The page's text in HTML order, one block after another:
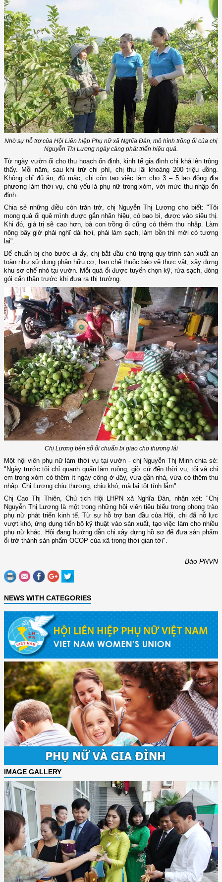
Nhờ sự hỗ trợ của Hội Liên hiệp Phụ nữ xã Nghĩa Đàn, mô hình trồng ổi của chị
Nguyễn Thị Lương ngày càng phát triển hiệu quả.
Từ ngày vườn ổi cho thu hoạch ổn định, kinh tế gia đình chị khá lên trông
thấy. Mỗi năm, sau khi trừ chi phí, chị thu lãi khoảng 200 triệu đồng.
Không chỉ đủ ăn, đủ mặc, chị còn tạo việc làm cho 3 – 5 lao động địa
phương làm thời vụ, chủ yếu là phụ nữ trong xóm, với mức thu nhập ổn
định.
Chia sẻ những điều còn trăn trở, chị Nguyễn Thị Lương cho biết: "Tôi
mong quả ổi quê mình được gắn nhãn hiệu, có bao bì, được vào siêu thị.
Khi đó, giá trị sẽ cao hơn, bà con trồng ổi cũng có thêm thu nhập. Làm
nông bây giờ phải nghĩ dài hơi, phải làm sạch, làm bền thì mới có tương
lai".
Để chuẩn bị cho bước đi ấy, chị bắt đầu chú trọng quy trình sản xuất an
toàn như sử dụng phân hữu cơ, hạn chế thuốc bảo vệ thực vật, xây dựng
khu sơ chế nhỏ tại vườn. Mỗi quả ổi được tuyển chọn kỹ, rửa sạch, đóng
gói cẩn thận trước khi đưa ra thị trường.
Chị Lương bên số ổi chuẩn bị giao cho thương lái
Một hội viên phụ nữ làm thời vụ tại vườn - chị Nguyễn Thị Minh chia sẻ:
"Ngày trước tôi chỉ quanh quẩn làm ruộng, giờ cứ đến thời vụ, tôi và chị
em trong xóm có thêm ít ngày công ở đây, vừa gần nhà, vừa có thêm thu
nhập. Chị Lương chịu thương, chịu khó, mà lại tốt tính lắm".
Chị Cao Thị Thiên, Chủ tịch Hội LHPN xã Nghĩa Đàn, nhận xét: "Chị
Nguyễn Thị Lương là một trong những hội viên tiêu biểu trong phong trào
phụ nữ phát triển kinh tế. Từ sự hỗ trợ ban đầu của Hội, chị đã nỗ lực
vượt khó, ứng dụng tiến bộ kỹ thuật vào sản xuất, tạo việc làm cho nhiều
phụ nữ khác. Hội đang hướng dẫn chị xây dựng hồ sơ để đưa sản phẩm
ổi trở thành sản phẩm OCOP của xã trong thời gian tới".
Báo PNVN
NEWS WITH CATEGORIES
IMAGE GALLERY